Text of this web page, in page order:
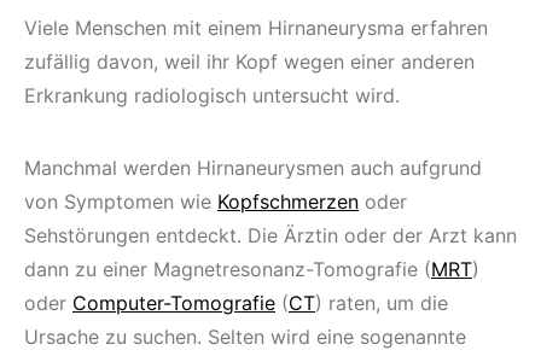
Viele Menschen mit einem Hirnaneurysma erfahren
zufällig davon, weil ihr Kopf wegen einer anderen
Erkrankung radiologisch untersucht wird.
Manchmal werden Hirnaneurysmen auch aufgrund
von Symptomen wie Kopfschmerzen oder
Sehstörungen entdeckt. Die Ärztin oder der Arzt kann
dann zu einer Magnetresonanz-Tomografie (MRT)
oder Computer-Tomografie (CT) raten, um die
Ursache zu suchen. Selten wird eine sogenannte